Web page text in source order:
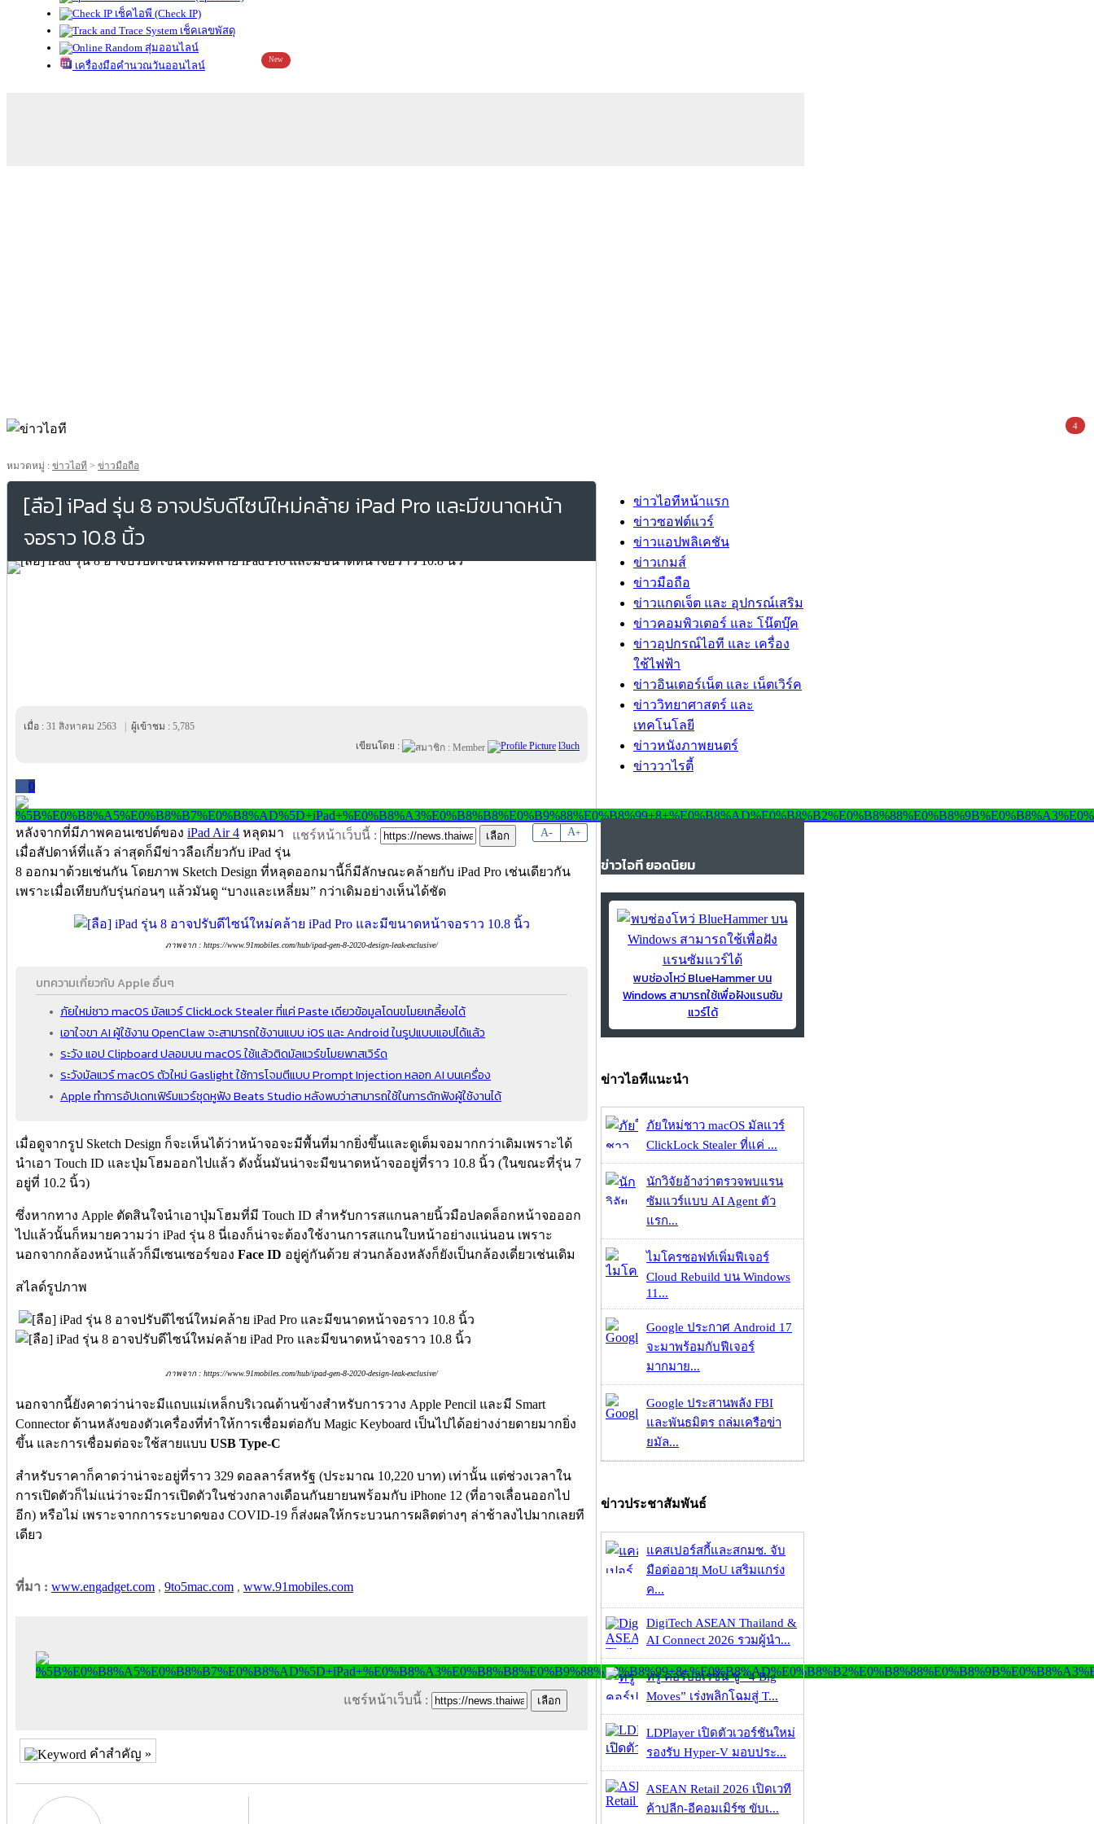
เช็คไอพี (Check IP)
เช็คเลขพัสดุ
สุ่มออนไลน์
เครื่องมือคำนวณวันออนไลน์
New
หมวดหมู่ : ข่าวไอที > ข่าวมือถือ
[ลือ] iPad รุ่น 8 อาจปรับดีไซน์ใหม่คล้าย iPad Pro และมีขนาดหน้า
จอราว 10.8 นิ้ว
เมื่อ : 31 สิงหาคม 2563 ผู้เข้าชม : 5,785
เขียนโดย :
l3uch
0
A- A+
แชร์หน้าเว็บนี้ :
หลังจากที่มีภาพคอนเซปต์ของ iPad Air 4 หลุดมา
เมื่อสัปดาห์ที่แล้ว ล่าสุดก็มีข่าวลือเกี่ยวกับ iPad รุ่น
8 ออกมาด้วยเช่นกัน โดยภาพ Sketch Design ที่หลุดออกมานี้ก็มีลักษณะคล้ายกับ iPad Pro เช่นเดียวกัน
เพราะเมื่อเทียบกับรุ่นก่อนๆ แล้วมันดู “บางและเหลี่ยม” กว่าเดิมอย่างเห็นได้ชัด
ภาพจาก : https://www.91mobiles.com/hub/ipad-gen-8-2020-design-leak-exclusive/
บทความเกี่ยวกับ Apple อื่นๆ
ภัยใหม่ชาว macOS มัลแวร์ ClickLock Stealer ที่แค่ Paste เดียวข้อมูลโดนขโมยเกลี้ยงได้
เอาใจขา AI ผู้ใช้งาน OpenClaw จะสามารถใช้งานแบบ iOS และ Android ในรูปแบบแอปได้แล้ว
ระวัง แอป Clipboard ปลอมบน macOS ใช้แล้วติดมัลแวร์ขโมยพาสเวิร์ด
ระวังมัลแวร์ macOS ตัวใหม่ Gaslight ใช้การโจมตีแบบ Prompt Injection หลอก AI บนเครื่อง
Apple ทำการอัปเดทเฟิร์มแวร์ชุดหูฟัง Beats Studio หลังพบว่าสามารถใช้ในการดักฟังผู้ใช้งานได้
เมื่อดูจากรูป Sketch Design ก็จะเห็นได้ว่าหน้าจอจะมีพื้นที่มากยิ่งขึ้นและดูเต็มจอมากกว่าเดิมเพราะได้
นำเอา Touch ID และปุ่มโฮมออกไปแล้ว ดังนั้นมันน่าจะมีขนาดหน้าจออยู่ที่ราว 10.8 นิ้ว (ในขณะที่รุ่น 7
อยู่ที่ 10.2 นิ้ว)
ซึ่งหากทาง Apple ตัดสินใจนำเอาปุ่มโฮมที่มี Touch ID สำหรับการสแกนลายนิ้วมือปลดล็อกหน้าจอออก
ไปแล้วนั้นก็หมายความว่า iPad รุ่น 8 นี่เองก็น่าจะต้องใช้งานการสแกนใบหน้าอย่างแน่นอน เพราะ
นอกจากกล้องหน้าแล้วก็มีเซนเซอร์ของ Face ID อยู่คู่กันด้วย ส่วนกล้องหลังก็ยังเป็นกล้องเดี่ยวเช่นเดิม
สไลด์รูปภาพ
ภาพจาก : https://www.91mobiles.com/hub/ipad-gen-8-2020-design-leak-exclusive/
นอกจากนี้ยังคาดว่าน่าจะมีแถบแม่เหล็กบริเวณด้านข้างสำหรับการวาง Apple Pencil และมี Smart
Connector ด้านหลังของตัวเครื่องที่ทำให้การเชื่อมต่อกับ Magic Keyboard เป็นไปได้อย่างง่ายดายมากยิ่ง
ขึ้น และการเชื่อมต่อจะใช้สายแบบ USB Type-C
สำหรับราคาก็คาดว่าน่าจะอยู่ที่ราว 329 ดอลลาร์สหรัฐ (ประมาณ 10,220 บาท) เท่านั้น แต่ช่วงเวลาใน
การเปิดตัวก็ไม่แน่ว่าจะมีการเปิดตัวในช่วงกลางเดือนกันยายนพร้อมกับ iPhone 12 (ที่อาจเลื่อนออกไป
อีก) หรือไม่ เพราะจากการระบาดของ COVID-19 ก็ส่งผลให้กระบวนการผลิตต่างๆ ล่าช้าลงไปมากเลยที
เดียว
ที่มา : www.engadget.com , 9to5mac.com , www.91mobiles.com
แชร์หน้าเว็บนี้ :
คำสำคัญ »
ข่าวไอทีหน้าแรก
ข่าวซอฟต์แวร์
ข่าวแอปพลิเคชัน
ข่าวเกมส์
ข่าวมือถือ
ข่าวแกดเจ็ต และ อุปกรณ์เสริม
ข่าวคอมพิวเตอร์ และ โน๊ตบุ๊ค
ข่าวอุปกรณ์ไอที และ เครื่อง
ใช้ไฟฟ้า
ข่าวอินเตอร์เน็ต และ เน็ตเวิร์ค
ข่าววิทยาศาสตร์ และ
เทคโนโลยี
ข่าวหนังภาพยนตร์
ข่าววาไรตี้
ข่าวไอที ยอดนิยม
พบช่องโหว่ BlueHammer บน
Windows สามารถใช้เพื่อฝังแรนซัม
แวร์ได้
ข่าวไอทีแนะนำ
ภัยใหม่ชาว macOS มัลแวร์
ClickLock Stealer ที่แค่ ...
นักวิจัยอ้างว่าตรวจพบแรน
ซัมแวร์แบบ AI Agent ตัว
แรก...
ไมโครซอฟท์เพิ่มฟีเจอร์
Cloud Rebuild บน Windows
11...
Google ประกาศ Android 17
จะมาพร้อมกับฟีเจอร์
มากมาย...
Google ประสานพลัง FBI
และพันธมิตร ถล่มเครือข่า
ยมัล...
ข่าวประชาสัมพันธ์
แคสเปอร์สกี้และสกมช. จับ
มือต่ออายุ MoU เสริมแกร่ง
ค...
DigiTech ASEAN Thailand &
AI Connect 2026 รวมผู้นำ...
ทรู คอร์ปอเรชั่น ชู “4 Big
Moves” เร่งพลิกโฉมสู่ T...
LDPlayer เปิดตัวเวอร์ชันใหม่
รองรับ Hyper-V มอบประ...
ASEAN Retail 2026 เปิดเวที
ค้าปลีก-อีคอมเมิร์ซ ขับเ...
4